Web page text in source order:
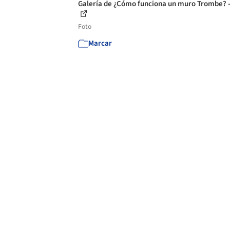
Galería de ¿Cómo funciona un muro Trombe?
Foto
Marcar